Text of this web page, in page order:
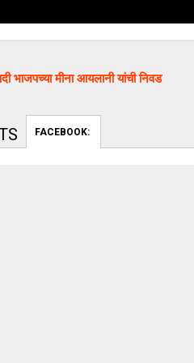
भाजपच्या मीना आयलानी यांची निवड
FACEBOOK: